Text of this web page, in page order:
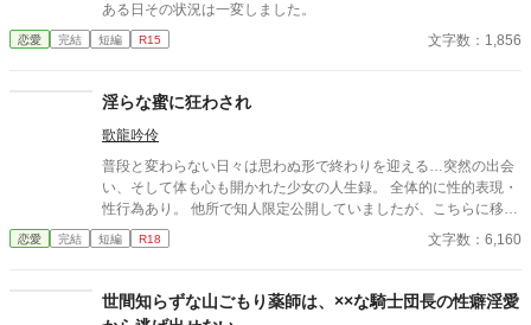
ある日その状況は一変しました。
恋愛 完結 短編 R15 文字数：1,856
淫らな蜜に狂わされ
歌龍吟伶
普段と変わらない日々は思わぬ形で終わりを迎える…突然の出会
い、そして体も心も開かれた少女の人生録。 全体的に性的表現・
性行為あり。 他所で知人限定公開していましたが、こちらに移し
ました。 全3話完結済みです。
恋愛 完結 短編 R18 文字数：6,160
世間知らずな山ごもり薬師は、××な騎士団長の性癖淫愛